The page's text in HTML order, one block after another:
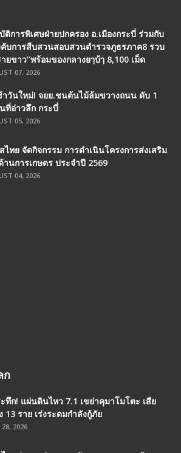
ติการพิเศษฝ่ายปกครอง อ.เมืองกระบี่ ร่วมกับ
คับการสืบสวนสอบสวนตำรวจภูธรภาค8 รวบ
ยขาว”พร้อมของกลางยๅบ้ๅ 8,100 เม็ด
07, 2026
าวันใหม่! จยย.ชนต้นไม้ล้มขวางถนน ดับ 1
ที่อ่าวลึก กระบี่
05, 2026
ไทย จัดกิจกรรม การดำเนินโครงการส่งเสริม
านการเกษตร ประจำปี 2569
04, 2026
ก
ทึก! แผ่นดินไหว 7.1 เขย่าคุมาโมโตะ เสีย
13 ราย เร่งระดมกำลังกู้ภัย
28, 2026